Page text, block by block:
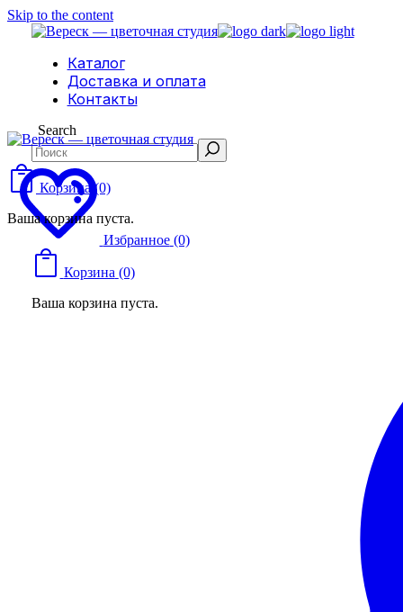
Skip to the content
Каталог
Доставка и оплата
Контакты
Search
Избранное (0)
Корзина (0)
Ваша корзина пуста.
Корзина (0)
Ваша корзина пуста.